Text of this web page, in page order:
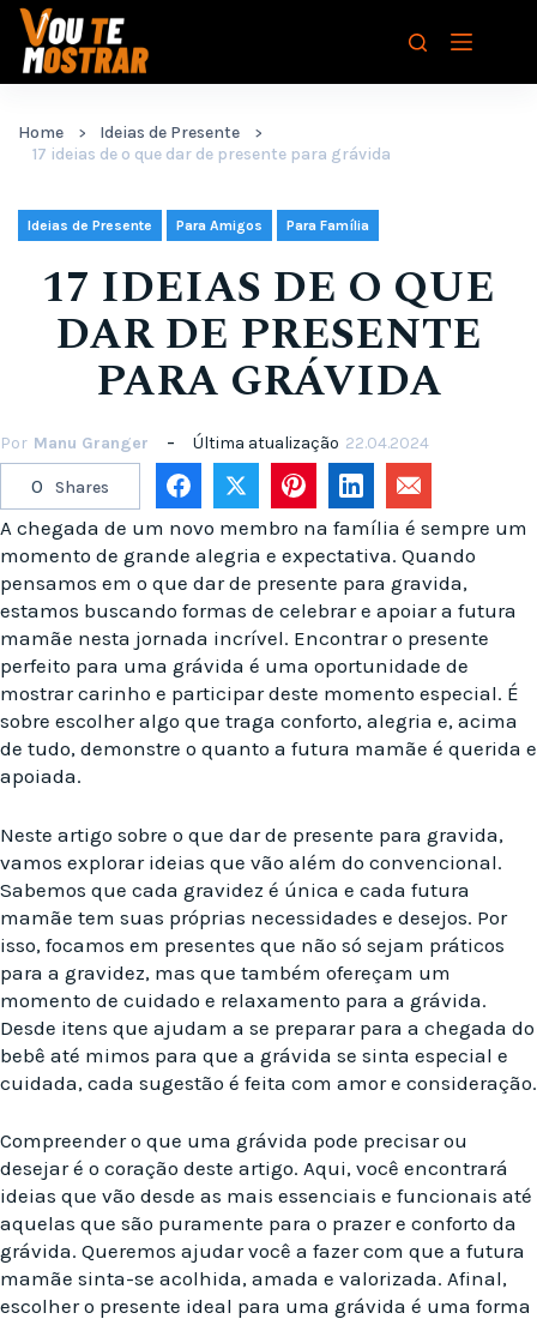
Pular
para
Home
Ideias de Presente
17 ideias de o que dar de presente para grávida
Ideias de Presente Para Amigos Para Família
17 IDEIAS DE O QUE
DAR DE PRESENTE
PARA GRÁVIDA
Por Manu Granger Última atualização 22.04.2024
0 Shares
A chegada de um novo membro na família é sempre um
momento de grande alegria e expectativa. Quando
pensamos em o que dar de presente para gravida,
estamos buscando formas de celebrar e apoiar a futura
mamãe nesta jornada incrível. Encontrar o presente
perfeito para uma grávida é uma oportunidade de
mostrar carinho e participar deste momento especial. É
sobre escolher algo que traga conforto, alegria e, acima
de tudo, demonstre o quanto a futura mamãe é querida e
apoiada.
Neste artigo sobre o que dar de presente para gravida,
vamos explorar ideias que vão além do convencional.
Sabemos que cada gravidez é única e cada futura
mamãe tem suas próprias necessidades e desejos. Por
isso, focamos em presentes que não só sejam práticos
para a gravidez, mas que também ofereçam um
momento de cuidado e relaxamento para a grávida.
Desde itens que ajudam a se preparar para a chegada do
bebê até mimos para que a grávida se sinta especial e
cuidada, cada sugestão é feita com amor e consideração.
Compreender o que uma grávida pode precisar ou
desejar é o coração deste artigo. Aqui, você encontrará
ideias que vão desde as mais essenciais e funcionais até
aquelas que são puramente para o prazer e conforto da
grávida. Queremos ajudar você a fazer com que a futura
mamãe sinta-se acolhida, amada e valorizada. Afinal,
escolher o presente ideal para uma grávida é uma forma